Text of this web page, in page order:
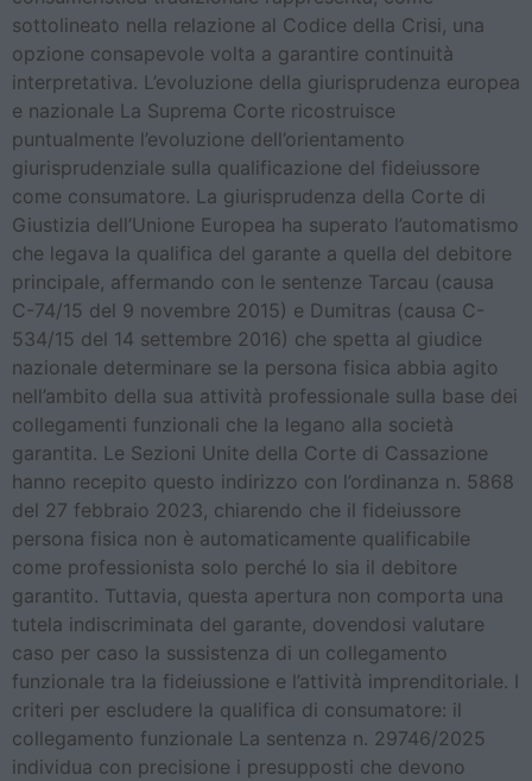
sottolineato nella relazione al Codice della Crisi, una
opzione consapevole volta a garantire continuità
interpretativa. L’evoluzione della giurisprudenza europea
e nazionale La Suprema Corte ricostruisce
puntualmente l’evoluzione dell’orientamento
giurisprudenziale sulla qualificazione del fideiussore
come consumatore. La giurisprudenza della Corte di
Giustizia dell’Unione Europea ha superato l’automatismo
che legava la qualifica del garante a quella del debitore
principale, affermando con le sentenze Tarcau (causa
C-74/15 del 9 novembre 2015) e Dumitras (causa C-
534/15 del 14 settembre 2016) che spetta al giudice
nazionale determinare se la persona fisica abbia agito
nell’ambito della sua attività professionale sulla base dei
collegamenti funzionali che la legano alla società
garantita. Le Sezioni Unite della Corte di Cassazione
hanno recepito questo indirizzo con l’ordinanza n. 5868
del 27 febbraio 2023, chiarendo che il fideiussore
persona fisica non è automaticamente qualificabile
come professionista solo perché lo sia il debitore
garantito. Tuttavia, questa apertura non comporta una
tutela indiscriminata del garante, dovendosi valutare
caso per caso la sussistenza di un collegamento
funzionale tra la fideiussione e l’attività imprenditoriale. I
criteri per escludere la qualifica di consumatore: il
collegamento funzionale La sentenza n. 29746/2025
individua con precisione i presupposti che devono